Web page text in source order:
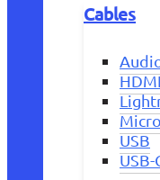
Cables
USB
USB-